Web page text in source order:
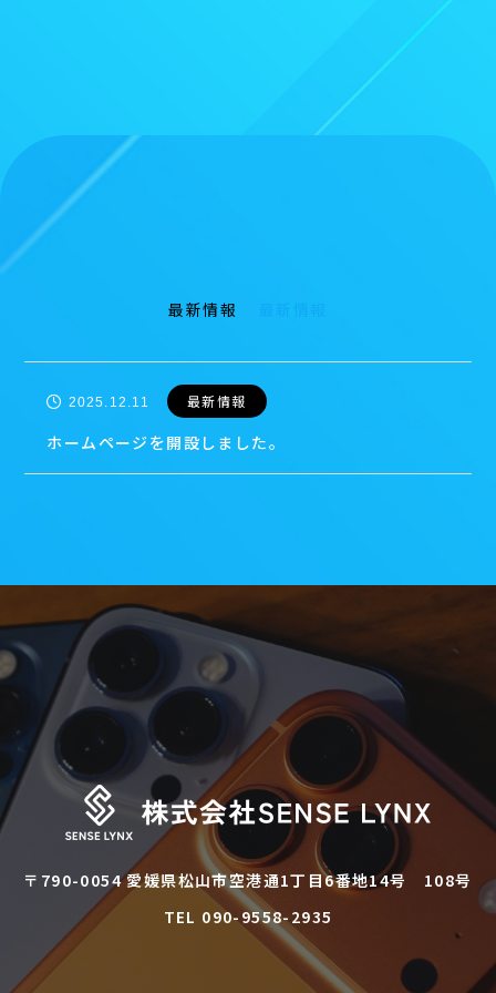
最新情報
2025.12.11 最新情報
ホームページを開設しました。
〒790-0054 愛媛県松山市空港通1丁目6番地14号 108号
TEL 090-9558-2935